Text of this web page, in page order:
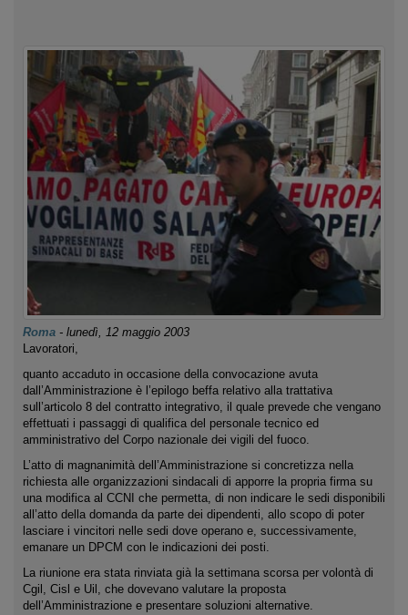
Roma - lunedì, 12 maggio 2003
Lavoratori,
quanto accaduto in occasione della convocazione avuta
dall’Amministrazione è l’epilogo beffa relativo alla trattativa
sull’articolo 8 del contratto integrativo, il quale prevede che vengano
effettuati i passaggi di qualifica del personale tecnico ed
amministrativo del Corpo nazionale dei vigili del fuoco.
L’atto di magnanimità dell’Amministrazione si concretizza nella
richiesta alle organizzazioni sindacali di apporre la propria firma su
una modifica al CCNI che permetta, di non indicare le sedi disponibili
all’atto della domanda da parte dei dipendenti, allo scopo di poter
lasciare i vincitori nelle sedi dove operano e, successivamente,
emanare un DPCM con le indicazioni dei posti.
La riunione era stata rinviata già la settimana scorsa per volontà di
Cgil, Cisl e Uil, che dovevano valutare la proposta
dell’Amministrazione e presentare soluzioni alternative.